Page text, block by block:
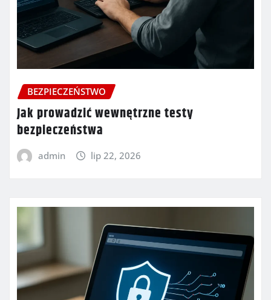
BEZPIECZEŃSTWO
Jak prowadzić wewnętrzne testy
bezpieczeństwa
admin lip 22, 2026